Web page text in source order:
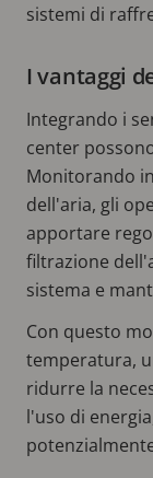
sistemi di
I vantaggi
Integrando i
center
Monitorando
dell'aria, gli
apportare
filtrazione
sistema e
Con questo
temperatura,
ridurre la
l'uso di